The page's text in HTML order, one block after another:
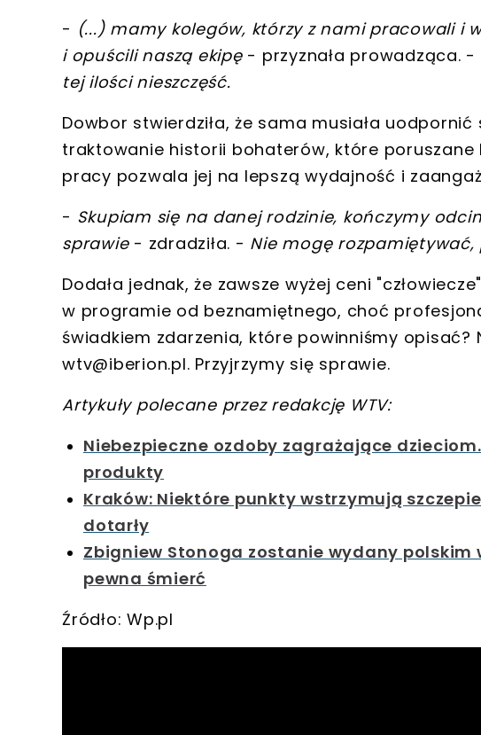
- (...) mamy kolegów, którzy z nami pracowali i
i opuścili naszą ekipę - przyznała prowadząca. -
tej ilości nieszczęść.
Dowbor stwierdziła, że sama musiała
traktowanie historii bohaterów, które poruszane
pracy pozwala jej na lepszą wydajność i
- Skupiam się na danej rodzinie, kończymy
sprawie- zdradziła. - Nie mogę rozpamiętywać,
Dodała jednak, że zawsze wyżej ceni
w programie od beznamiętnego, choć
świadkiem zdarzenia, które powinniśmy opisać?
wtv@iberion.pl. Przyjrzymy się sprawie.
Artykuły polecane przez redakcję WTV:
Niebezpieczne ozdoby zagrażające
produkty
Kraków: Niektóre punkty wstrzymują
dotarły
Zbigniew Stonoga zostanie wydany polskim
pewna śmierć
Źródło: Wp.pl